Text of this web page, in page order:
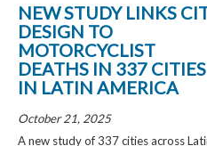
NEW STUDY LINKS
DESIGN TO
MOTORCYCLIST
DEATHS IN 337 CITIES
IN LATIN AMERICA
October 21, 2025
A new study of 337 cities across